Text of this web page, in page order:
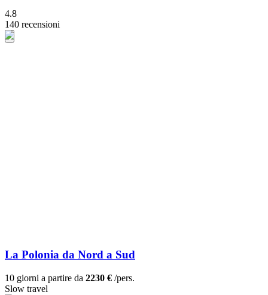
4.8
140 recensioni
La Polonia da Nord a Sud
10 giorni a partire da 2230 € /pers.
Slow travel